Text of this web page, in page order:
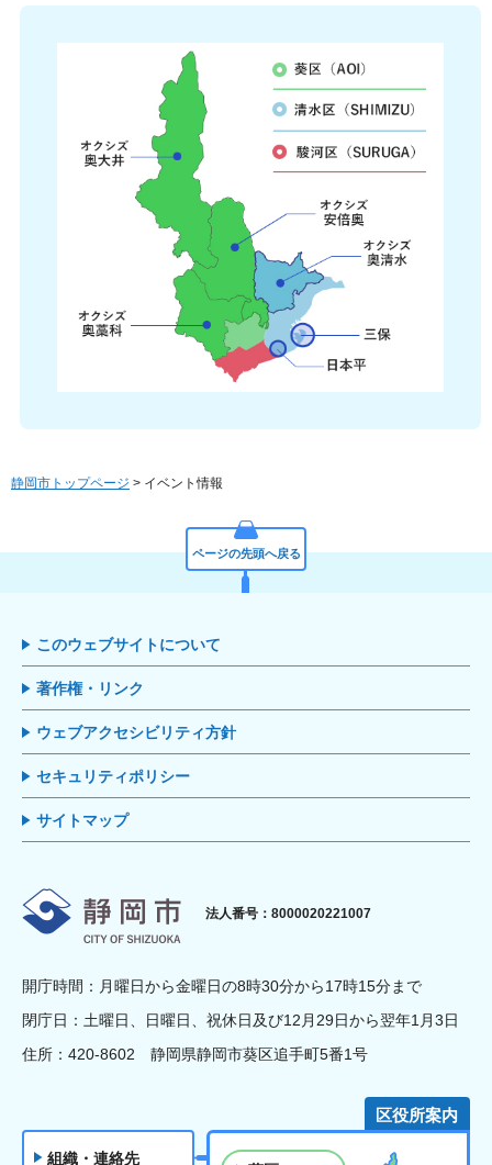
静岡市トップページ > イベント情報
ページの先頭へ戻る
このウェブサイトについて
著作権・リンク
ウェブアクセシビリティ方針
セキュリティポリシー
サイトマップ
静岡市
法人番号：8000020221007
開庁時間：月曜日から金曜日の8時30分から17時15分まで
閉庁日：土曜日、日曜日、祝休日及び12月29日から翌年1月3日
住所：420-8602 静岡県静岡市葵区追手町5番1号
組織・連絡先
区役所案内